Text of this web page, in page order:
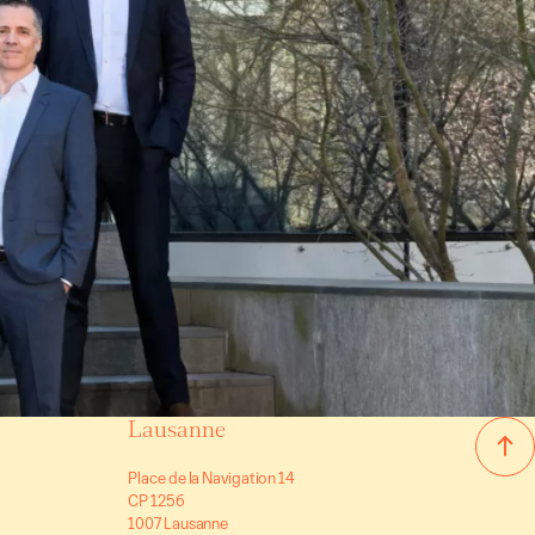
Lausanne
Place de la Navigation 14
CP 1256
1007 Lausanne